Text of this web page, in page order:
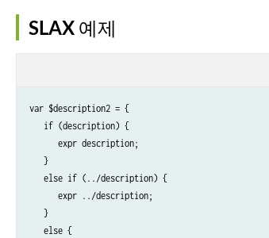
SLAX 예제
var $description2 = {
   if (description) {
      expr description;
   }
   else if (../description) {
      expr ../description;
   }
   else {